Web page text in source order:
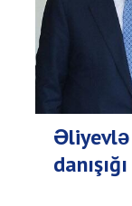
Əliyevlə